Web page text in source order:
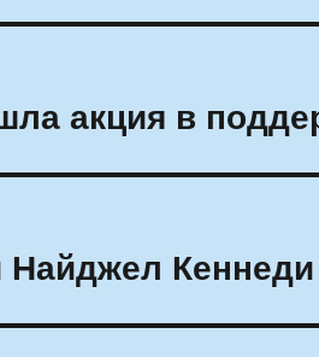
акция в
Найджел